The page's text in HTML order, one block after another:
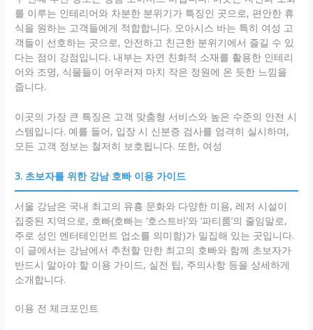
를 이루는 인테리어와 차분한 분위기가 특징인 곳으로, 편안한 휴
식을 원하는 고객들에게 적합합니다. 오아시스 바는 특히 여성 고
객들이 선호하는 곳으로, 안전하고 친근한 분위기에서 즐길 수 있
다는 점이 강점입니다. 내부는 자연 친화적 소재를 활용한 인테리
어와 조명, 식물들이 어우러져 마치 작은 정원에 온 듯한 느낌을
줍니다.
이곳의 가장 큰 특징은 고객 맞춤형 서비스와 높은 수준의 안전 시
스템입니다. 예를 들어, 입장 시 신분증 검사를 엄격히 실시하며,
모든 고객 정보는 철저히 보호됩니다. 또한, 여성
3. 초보자를 위한 강남 호빠 이용 가이드
서울 강남은 국내 최고의 유흥 문화와 다양한 미용, 레저 시설이
집중된 지역으로, 호빠(호빠는 ‘호스트바’와 ‘파티룸’의 줄임말로,
주로 성인 엔터테인먼트 업소를 의미함)가 밀집해 있는 곳입니다.
이 글에서는 강남에서 추천할 만한 최고의 호빠와 함께 초보자가
반드시 알아야 할 이용 가이드, 실전 팁, 주의사항 등을 상세하게
소개합니다.
이용 전 체크포인트